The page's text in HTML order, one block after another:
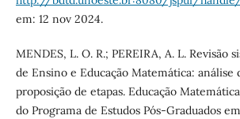
em: 12 nov 2024.
MENDES, L. O. R.; PEREIRA, A. L. Revisão
de Ensino e Educação Matemática: análise
proposição de etapas. Educação
do Programa de Estudos Pós-Graduados